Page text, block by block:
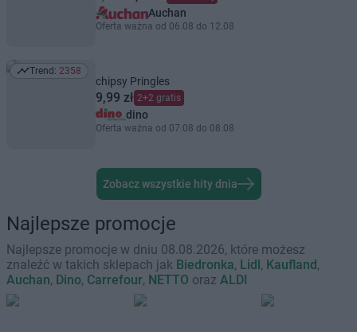
Auchan
Oferta ważna od 06.08 do 12.08
Trend: 2358
Trend: 2358
chipsy Pringles
9,99 zł 2+2 gratis
dino
Oferta ważna od 07.08 do 08.08
Zobacz wszystkie hity dnia
Najlepsze promocje
Najlepsze promocje w dniu 08.08.2026, które możesz
znaleźć w takich sklepach jak Biedronka, Lidl, Kaufland,
Auchan, Dino, Carrefour, NETTO oraz ALDI